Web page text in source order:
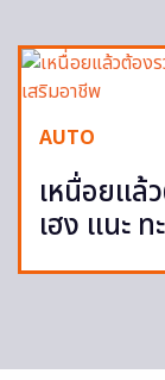
AUTO
เหนื่อยแล้
เฮง แนะ